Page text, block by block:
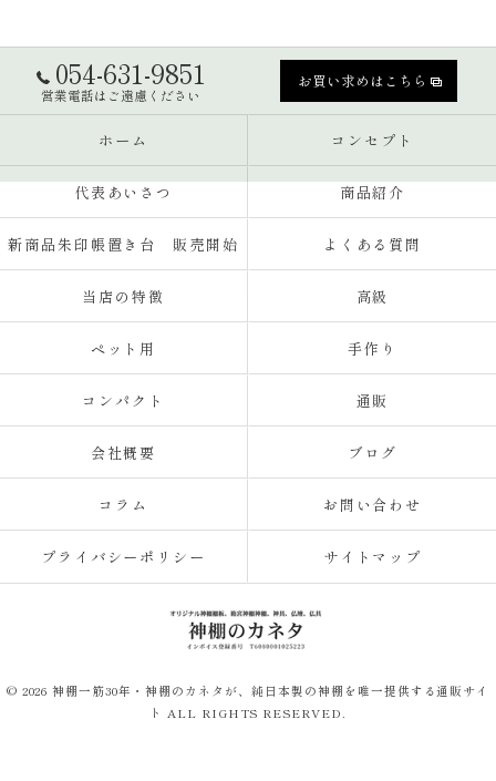
054-631-9851
営業電話はご遠慮ください
お買い求めはこちら
ホーム コンセプト
代表あいさつ 商品紹介
新商品朱印帳置き台 販売開始 よくある質問
当店の特徴 高級
ペット用 手作り
コンパクト 通販
会社概要 ブログ
コラム お問い合わせ
プライバシーポリシー サイトマップ
© 2026 神棚一筋30年・神棚のカネタが、純日本製の神棚を唯一提供する通販サイ
ト ALL RIGHTS RESERVED.